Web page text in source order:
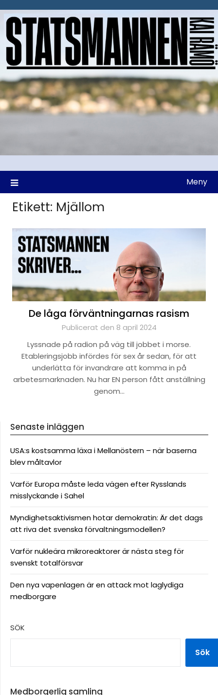
till
Meny
Etikett: Mjällom
De låga förväntningarnas rasism
Publicerat den 8 april 2024
Lyssnade på radion på väg till jobbet i morse.
Etableringsjobb infördes för sex år sedan, för att
underlätta för invandrare att komma in på
arbetesmarknaden. Nu har EN person fått anställning
genom…
Senaste inläggen
USA:s kostsamma läxa i Mellanöstern – när baserna
blev måltavlor
Varför Europa måste leda vägen efter Rysslands
misslyckande i Sahel
Myndighetsaktivismen hotar demokratin: Är det dags
att riva det svenska förvaltningsmodellen?
Varför nukleära mikroreaktorer är nästa steg för
svenskt totalförsvar
Den nya vapenlagen är en attack mot laglydiga
medborgare
SÖK
Sök
Medborgerlig samling